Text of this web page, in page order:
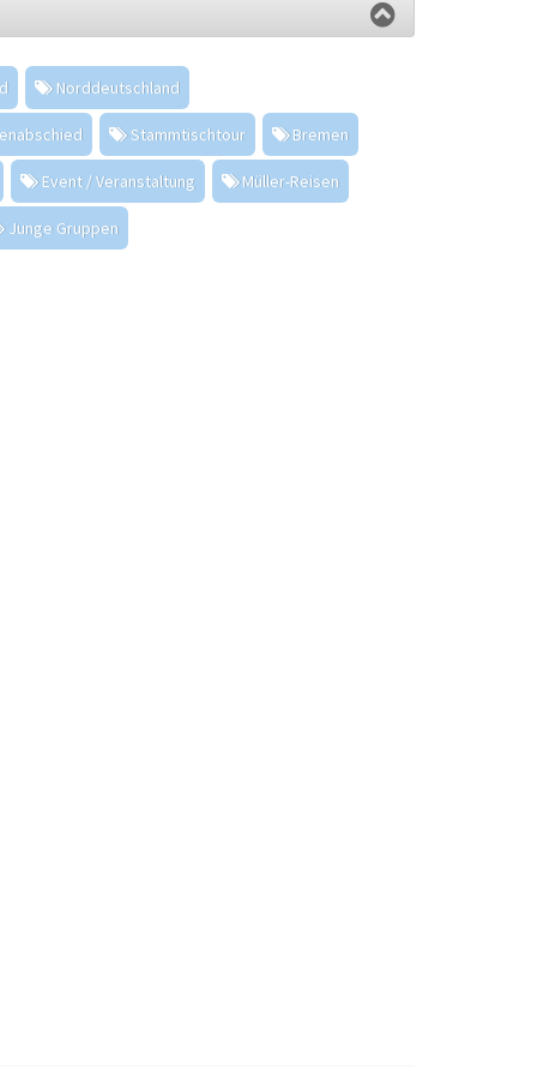
Norddeutschland
Stammtischtour Bremen
Event / Veranstaltung Müller-Reisen
Junge Gruppen